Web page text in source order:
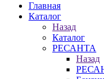
Главная
Каталог
Назад
Каталог
РЕСАНТА
Назад